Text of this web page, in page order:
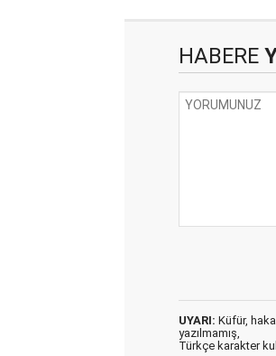
HABERE
UYARI: Küfür,
yazılmamış,
Türkçe karakter